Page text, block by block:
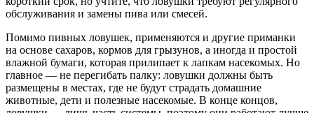
обслуживания и замены пива или смесей.
Помимо пивных ловушек, применяются и другие приманки
на основе сахаров, кормов для грызунов, а иногда и простой
влажной бумаги, которая прилипает к лапкам насекомых. Но
главное — не перегибать палку: ловушки должны быть
размещены в местах, где не будут страдать домашние
животные, дети и полезные насекомые. В конце концов,